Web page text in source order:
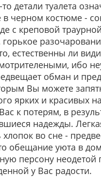
детали туалета
черном костюме -
с креповой
естественны ли
ибо
обман и
Вы можете
ярких и красивых
к потерям, в
надежды.
во сне -
обещание уюта в
персону неодетой
у Вас радости.